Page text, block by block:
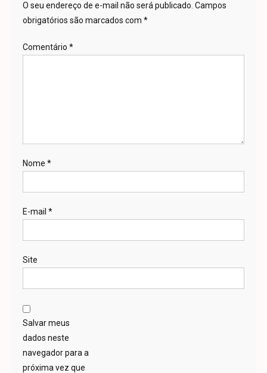
O seu endereço de e-mail não será publicado. Campos
obrigatórios são marcados com *
Comentário *
Nome *
E-mail *
Site
Salvar meus
dados neste
navegador para a
próxima vez que